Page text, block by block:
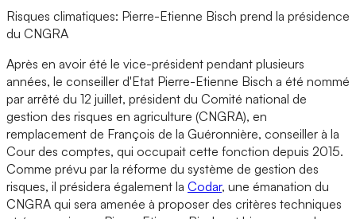
Risques climatiques: Pierre-Etienne Bisch prend la présidence
du CNGRA
Après en avoir été le vice-président pendant plusieurs
années, le conseiller d'Etat Pierre-Etienne Bisch a été nommé
par arrêté du 12 juillet, président du Comité national de
gestion des risques en agriculture (CNGRA), en
remplacement de François de la Guéronnière, conseiller à la
Cour des comptes, qui occupait cette fonction depuis 2015.
Comme prévu par la réforme du système de gestion des
risques, il présidera également la Codar, une émanation du
CNGRA qui sera amenée à proposer des critères techniques